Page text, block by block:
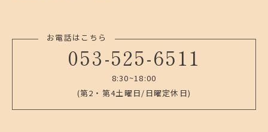
お電話はこちら
053-525-6511
8:30~18:00
(第2・第4土曜日/日曜定休日)